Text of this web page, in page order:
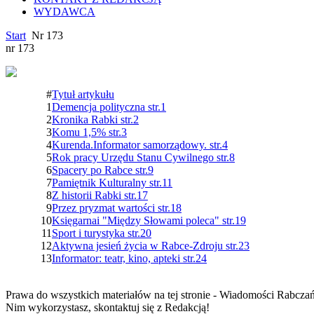
WYDAWCA
Start Nr 173
nr 173
#Tytuł artykułu
1Demencja polityczna str.1
2Kronika Rabki str.2
3Komu 1,5% str.3
4Kurenda.Informator samorządowy. str.4
5Rok pracy Urzędu Stanu Cywilnego str.8
6Spacery po Rabce str.9
7Pamiętnik Kulturalny str.11
8Z historii Rabki str.17
9Przez pryzmat wartości str.18
10Księgarnai "Między Słowami poleca" str.19
11 Sport i turystyka str.20
12Aktywna jesień życia w Rabce-Zdroju str.23
13Informator: teatr, kino, apteki str.24
Prawa do wszystkich materiałów na tej stronie - Wiadomości
Nim wykorzystasz, skontaktuj się z Redakcją!